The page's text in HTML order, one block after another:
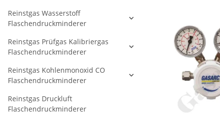
Reinstgas Wasserstoff
Flaschendruckminderer
Reinstgas Prüfgas Kalibriergas
Flaschendruckminderer
Reinstgas Kohlenmonoxid CO
Flaschendruckminderer
Reinstgas Druckluft
Flaschendruckminderer